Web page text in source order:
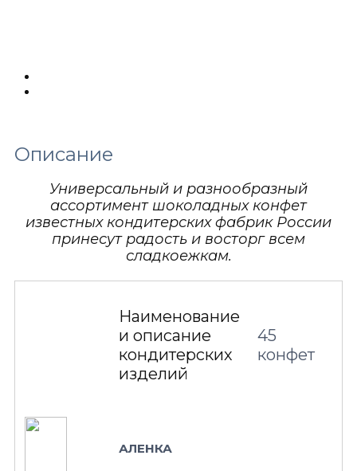
Описание
Универсальный и разнообразный
ассортимент шоколадных конфет
известных кондитерских фабрик России
принесут радость и восторг всем
сладкоежкам.
Наименование
и описание
кондитерских
изделий
45
конфет
АЛЕНКА